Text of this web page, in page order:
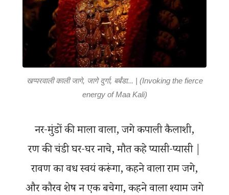
खप्परवाली काली जागे, जागे दुर्गा, बर्बंडा... | (Invoking the fierce
energy of Maa Kali)
नर-मुंडों की माला वाला, जगे कपाली कैलाशी,
रण की चंडी घर-घर नाचे, मौत कहे प्यासी-प्यासी |
रावण का वध स्वयं करूंगा, कहने वाला राम जगे,
और कौरव शेष न एक बचेगा, कहने वाला श्याम जगे